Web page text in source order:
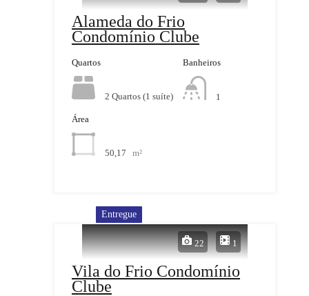
Alameda do Frio
Condomínio Clube
Quartos
2 Quartos (1 suíte)
Banheiros
1
Área
50,17 m²
22 1
Entregue
Vila do Frio Condomínio
Clube